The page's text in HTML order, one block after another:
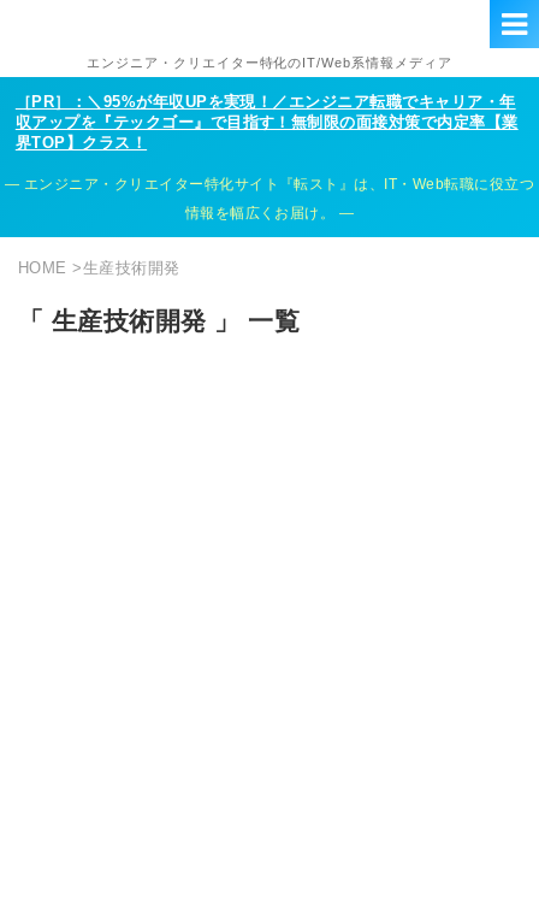
エンジニア・クリエイター特化のIT/Web系情報メディア
［PR］：＼95%が年収UPを実現！／エンジニア転職でキャリア・年
収アップを『テックゴー』で目指す！無制限の面接対策で内定率【業
界TOP】クラス！
エンジニア・クリエイター特化サイト『転スト』は、IT・Web転職に役立つ
情報を幅広くお届け。
HOME >生産技術開発
「 生産技術開発 」 一覧